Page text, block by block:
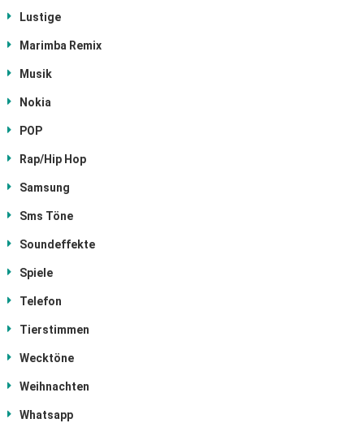
Lustige
Marimba Remix
Musik
Nokia
POP
Rap/Hip Hop
Samsung
Sms Töne
Soundeffekte
Spiele
Telefon
Tierstimmen
Wecktöne
Weihnachten
Whatsapp